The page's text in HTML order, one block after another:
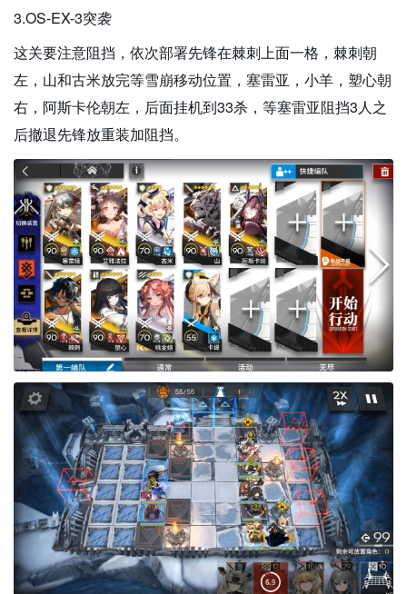
3.OS-EX-3突袭
这关要注意阻挡，依次部署先锋在棘刺上面一格，棘刺朝
左，山和古米放完等雪崩移动位置，塞雷亚，小羊，塑心朝
右，阿斯卡伦朝左，后面挂机到33杀，等塞雷亚阻挡3人之
后撤退先锋放重装加阻挡。